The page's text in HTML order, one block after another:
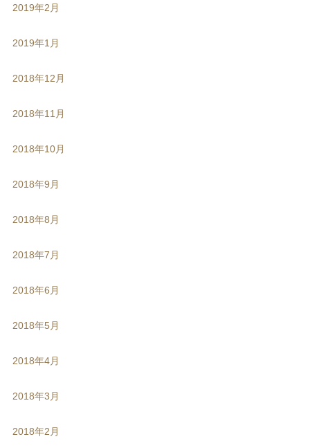
2019年2月
2019年1月
2018年12月
2018年11月
2018年10月
2018年9月
2018年8月
2018年7月
2018年6月
2018年5月
2018年4月
2018年3月
2018年2月